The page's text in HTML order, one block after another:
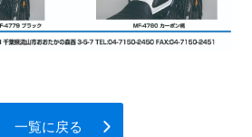
一覧に戻る